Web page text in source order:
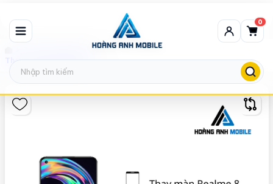
0
Thay màn hình Realme
Thay màn hình Realme 8